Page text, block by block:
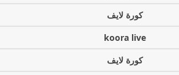
كورة لايف
koora live
كورة لايف